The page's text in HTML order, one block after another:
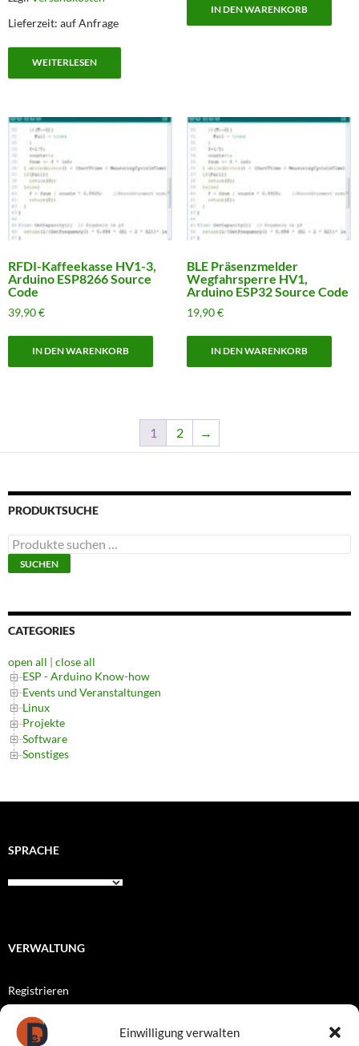
Einwilligung verwalten
Lieferzeit: auf Anfrage
WEITERLESEN
IN DEN WARENKORB
RFDI-Kaffeekasse HV1-3,
Arduino ESP8266 Source
Code
39,90€
IN DEN WARENKORB
BLE Präsenzmelder
Wegfahrsperre HV1,
Arduino ESP32 Source Code
19,90€
IN DEN WARENKORB
1 2 →
PRODUKTSUCHE
Suchen
nach:
SUCHEN
CATEGORIES
open all | close all
ESP - Arduino Know-how
Events und Veranstaltungen
Linux
Projekte
Software
Sonstiges
SPRACHE
VERWALTUNG
Registrieren
Anmelden